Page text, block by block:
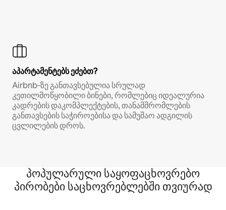
აპარტამენტებს ეძებთ?
Airbnb‑ზე განთავსებულია სრულად
კეთილმოწყობილი ბინები, რომლებიც იდეალურია
კადრების დაკომპლექტების, თანამშრომლების
განთავსების საჭიროებისა და სამუშაო ადგილის
ცვლილების დროს.
პოპულარული საყოფაცხოვრებო
პირობები საცხოვრებლებში თვიურად